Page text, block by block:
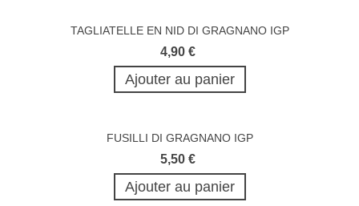
TAGLIATELLE EN NID DI GRAGNANO IGP
4,90 €
Ajouter au panier
FUSILLI DI GRAGNANO IGP
5,50 €
Ajouter au panier